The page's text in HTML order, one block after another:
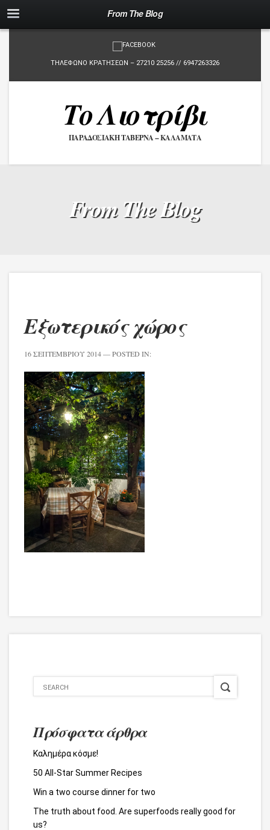
From The Blog
ΤΗΛΕΦΩΝΟ ΚΡΑΤΗΣΕΩΝ – 27210 25256 // 6947263326
Το Λιοτρίβι
ΠΑΡΑΔΟΣΙΑΚΗ ΤΑΒΕΡΝΑ -- ΚΑΛΑΜΑΤΑ
From The Blog
Εξωτερικός χώρος
16 ΣΕΠΤΕΜΒΡΊΟΥ 2014— POSTED IN:
Πρόσφατα άρθρα
Καλημέρα κόσμε!
50 All-Star Summer Recipes
Win a two course dinner for two
The truth about food. Are superfoods really good for
us?